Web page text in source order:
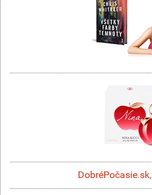
DobréPočasie.sk,